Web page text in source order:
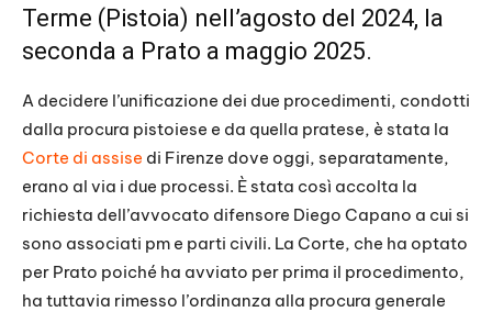
Terme (Pistoia) nell’agosto del 2024, la
seconda a Prato a maggio 2025.
A decidere l’unificazione dei due procedimenti, condotti
dalla procura pistoiese e da quella pratese, è stata la
Corte di assise di Firenze dove oggi, separatamente,
erano al via i due processi. È stata così accolta la
richiesta dell’avvocato difensore Diego Capano a cui si
sono associati pm e parti civili. La Corte, che ha optato
per Prato poiché ha avviato per prima il procedimento,
ha tuttavia rimesso l’ordinanza alla procura generale